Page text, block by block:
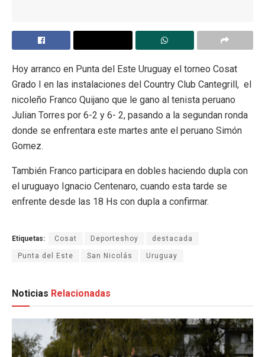
Hoy arranco en Punta del Este Uruguay el torneo Cosat
Grado I en las instalaciones del Country Club Cantegrill, el
nicoleño Franco Quijano que le gano al tenista peruano
Julian Torres por 6-2 y 6- 2, pasando a la segundan ronda
donde se enfrentara este martes ante el peruano Simón
Gomez.
También Franco participara en dobles haciendo dupla con
el uruguayo Ignacio Centenaro, cuando esta tarde se
enfrente desde las 18 Hs con dupla a confirmar.
Etiquetas: Cosat Deporteshoy destacada
Punta del Este San Nicolás Uruguay
Noticias Relacionadas